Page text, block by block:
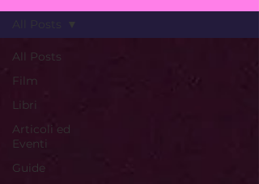
All Posts
Film
Libri
Articoli ed
Eventi
Guide